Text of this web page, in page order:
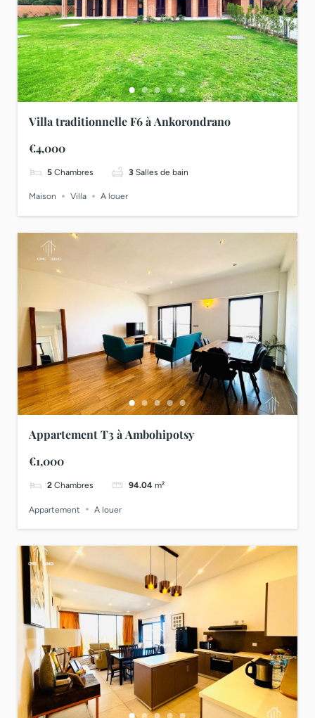
Villa traditionnelle F6 à Ankorondrano
€4,000
5 Chambres 3 Salles de bain
Maison Villa A louer
Appartement T3 à Ambohipotsy
€1,000
2 Chambres 94.04 m²
Appartement A louer